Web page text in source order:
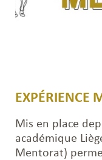
EXPÉRIENCE
Mis en place
académique
Mentorat)